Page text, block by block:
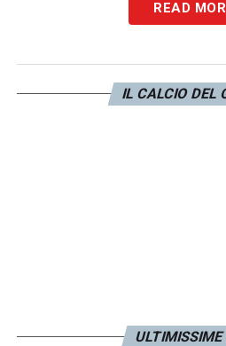
Conte è
considerazione il Napoli.
valutazioni, in primis che
READ
IL CALCIO DEL